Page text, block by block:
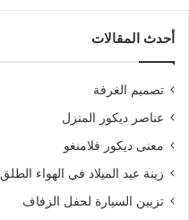
أحدث المقالات
تصميم الغرفة
عناصر ديكور المنزل
معنى ديكور فلامنغو
زينة عيد الميلاد في الهواء الطلق
تزيين السيارة لحفل الزفاف